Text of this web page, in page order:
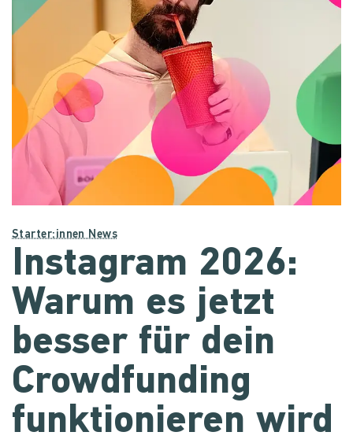
Starter:innen News
Instagram 2026:
Warum es jetzt
besser für dein
Crowdfunding
funktionieren wird